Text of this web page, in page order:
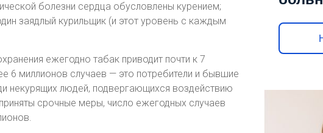
болезни сердца обусловлены курением;
заядлый курильщик (и этот уровень с каждым
ежегодно табак приводит почти к 7
6 миллионов случаев — это потребители и бывшие
некурящих людей, подвергающихся воздействию
срочные меры, число ежегодных случаев